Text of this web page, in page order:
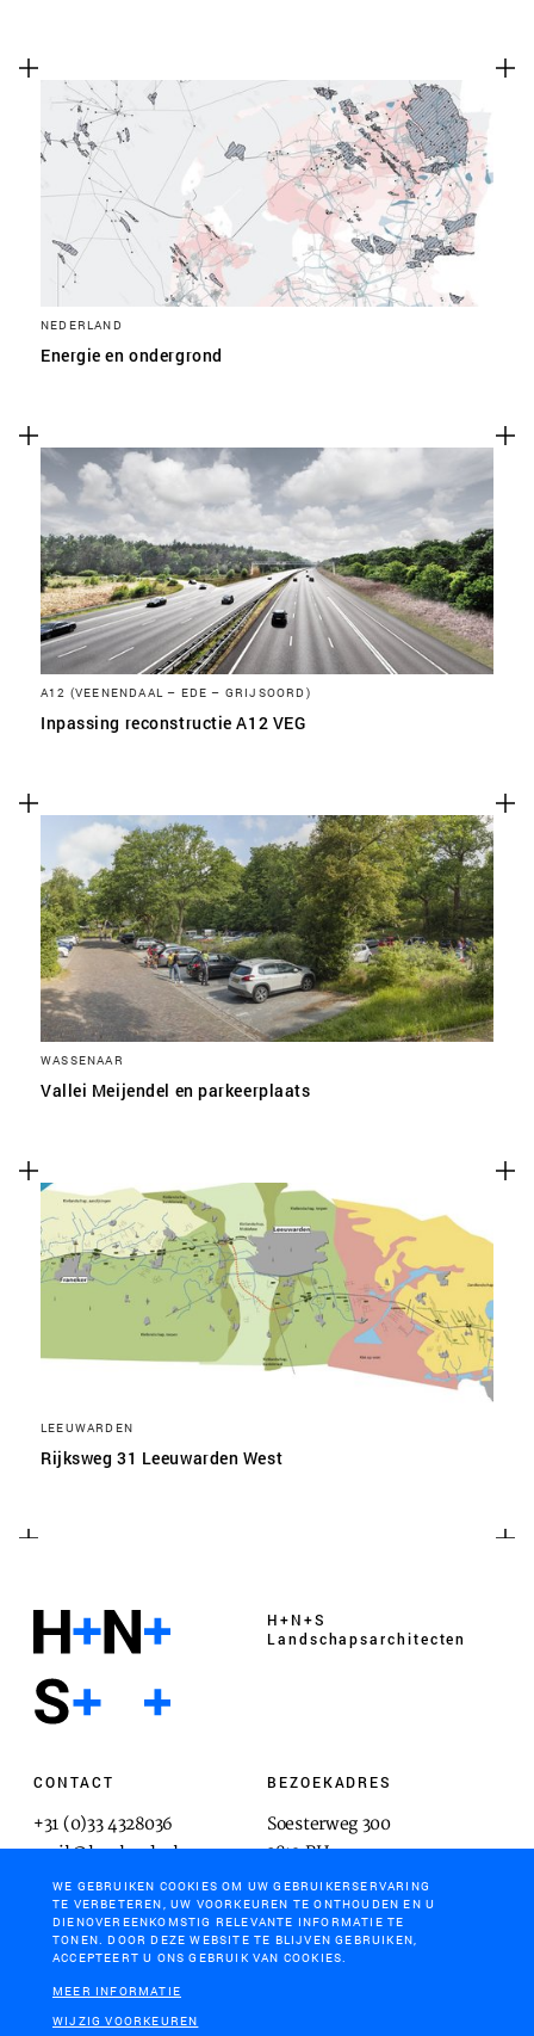
NEDERLAND
Energie en ondergrond
A12 (VEENENDAAL – EDE – GRIJSOORD)
Inpassing reconstructie A12 VEG
WASSENAAR
Vallei Meijendel en parkeerplaats
LEEUWARDEN
Rijksweg 31 Leeuwarden West
H+N+S
Landschaps­architecten
CONTACT
+31 (0)33 4328036
mail@hnsland.nl
BEZOEKADRES
Soesterweg 300
3812 BH
Amersfoort
POSTADRES
Postbus 1603
WE GEBRUIKEN COOKIES OM UW GEBRUIKERSERVARING
TE VERBETEREN, UW VOORKEUREN TE ONTHOUDEN EN U
DIENOVEREENKOMSTIG RELEVANTE INFORMATIE TE
TONEN. DOOR DEZE WEBSITE TE BLIJVEN GEBRUIKEN,
ACCEPTEERT U ONS GEBRUIK VAN COOKIES.
MEER INFORMATIE
WIJZIG VOORKEUREN